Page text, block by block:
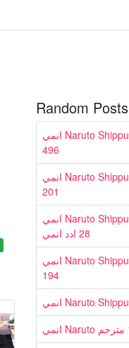
Random Posts
انمي Naruto Shippuden الحلقة
496
انمي Naruto Shippuden الحلقة
201
انمي Naruto Shippuuden الحلقة
28 ادد انمي
انمي Naruto Shippuden الحلقة
194